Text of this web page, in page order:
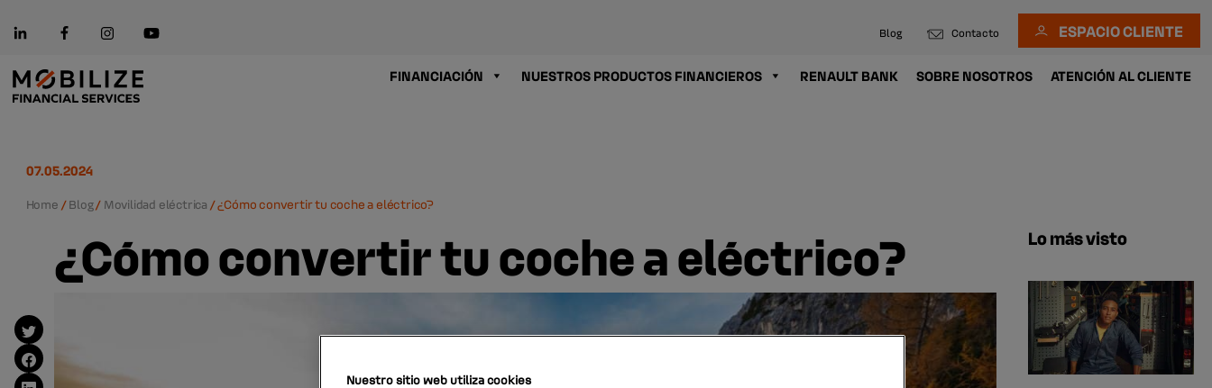
Blog Contacto ESPACIO CLIENTE
FINANCIACIÓN NUESTROS PRODUCTOS FINANCIEROS RENAULT BANK SOBRE NOSOTROS ATENCIÓN AL CLIENTE
07.05.2024
Home /Blog/ Movilidad eléctrica /¿Cómo convertir tu coche a eléctrico?
¿Cómo convertir tu coche a eléctrico? Lo más visto
Nuestro sitio web utiliza cookies